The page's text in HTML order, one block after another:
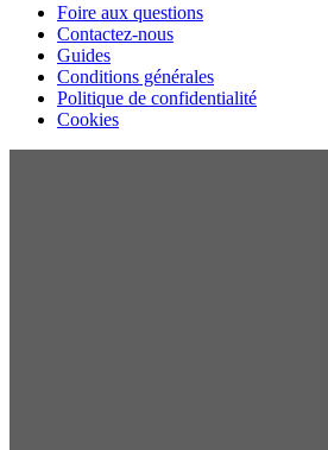
Foire aux questions
Contactez-nous
Guides
Conditions générales
Politique de confidentialité
Cookies